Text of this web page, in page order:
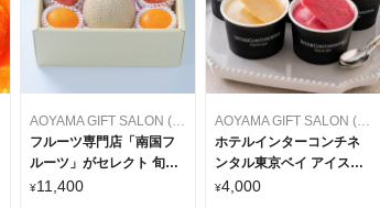
AOYAMA GIFT SALON (アオヤマギフトサロン)
フルーツ専門店「南国フ
ルーツ」がセレクト 旬の
フルーツセットプレミア
¥11,400
AOYAMA GIFT SALON (アオヤマギフトサロン)
ホテルインターコンチネ
ンタル東京ベイ アイスギ
フト （10個セット）
¥4,000